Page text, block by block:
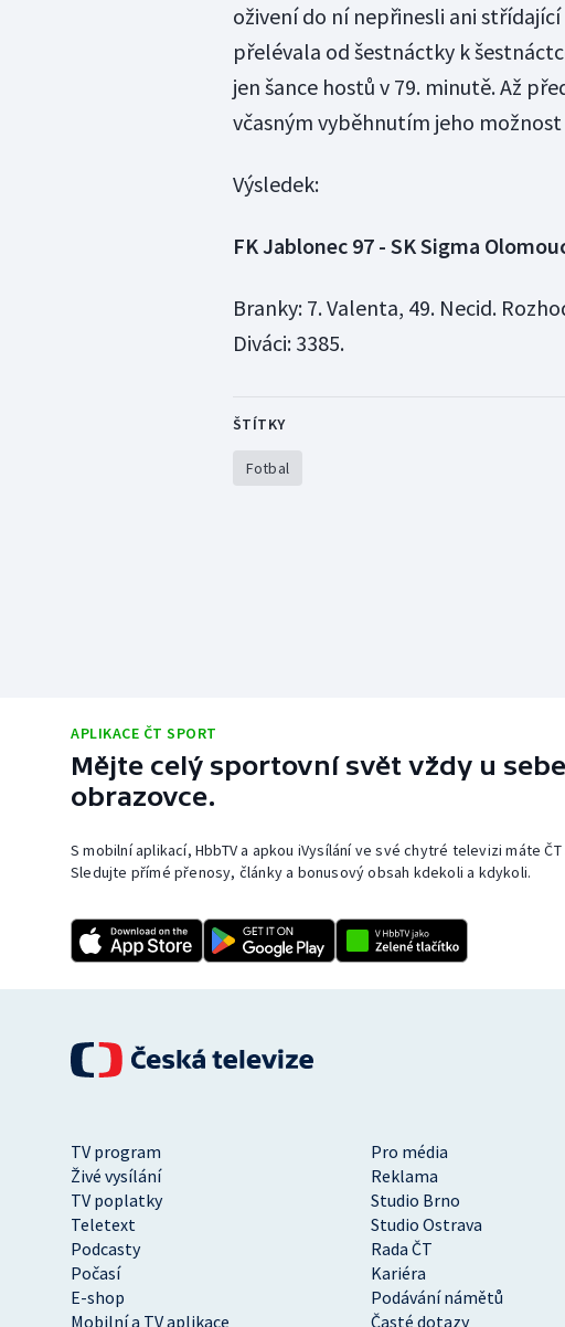
oživení do ní nepřinesli ani
přelévala od šestnáctky k
jen šance hostů v 79. minutě. Až
včasným vyběhnutím jeho
Výsledek:
FK Jablonec 97 - SK Sigma
Branky: 7. Valenta, 49. Necid.
Diváci: 3385.
ŠTÍTKY
Fotbal
APLIKACE ČT SPORT
Mějte celý sportovní svět vždy u
obrazovce.
S mobilní aplikací, HbbTV a apkou iVysílání ve své chytré televizi máte
Sledujte přímé přenosy, články a bonusový obsah kdekoli a kdykoli.
TV program
Pro média
Živé vysílání
Reklama
TV poplatky
Studio Brno
Teletext
Studio Ostrava
Podcasty
Rada ČT
Počasí
Kariéra
E-shop
Podávání námětů
Mobilní a TV aplikace
Časté dotazy